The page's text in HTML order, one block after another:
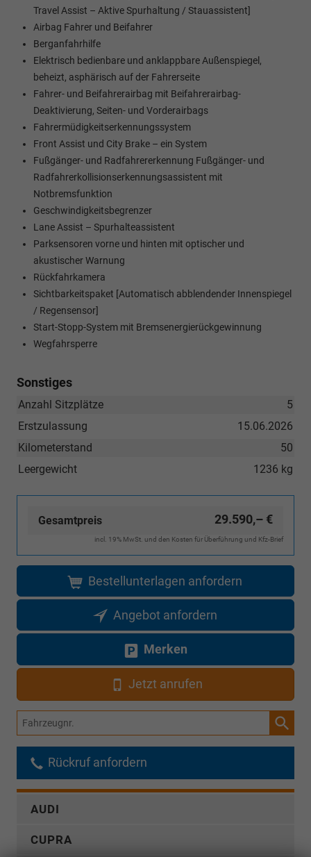
Travel Assist – Aktive Spurhaltung / Stauassistent]
Airbag Fahrer und Beifahrer
Berganfahrhilfe
Elektrisch bedienbare und anklappbare Außenspiegel,
beheizt, asphärisch auf der Fahrerseite
Fahrer- und Beifahrerairbag mit Beifahrerairbag-
Deaktivierung, Seiten- und Vorderairbags
Fahrermüdigkeitserkennungssystem
Front Assist und City Brake – ein System
Fußgänger- und Radfahrererkennung Fußgänger- und
Radfahrerkollisionserkennungsassistent mit
Notbremsfunktion
Geschwindigkeitsbegrenzer
Lane Assist – Spurhalteassistent
Parksensoren vorne und hinten mit optischer und
akustischer Warnung
Rückfahrkamera
Sichtbarkeitspaket [Automatisch abblendender Innenspiegel
/ Regensensor]
Start-Stopp-System mit Bremsenergierückgewinnung
Wegfahrsperre
Sonstiges
5
Anzahl Sitzplätze
15.06.2026
Erstzulassung
50
Kilometerstand
1236 kg
Leergewicht
Gesamtpreis 29.590,– €
incl. 19% MwSt. und den Kosten für Überführung und Kfz-Brief
Bestellunterlagen anfordern
Angebot anfordern
Merken
Jetzt anrufen
Fahrzeugnr.
Rückruf anfordern
AUDI
CUPRA